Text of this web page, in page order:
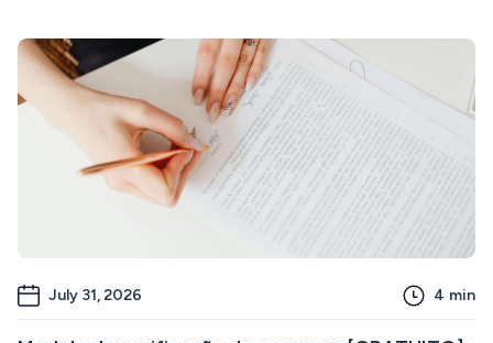
July 31, 2026 4 min